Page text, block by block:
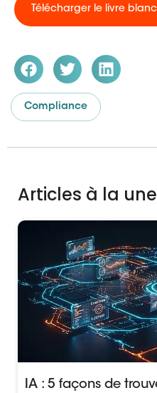
Télécharger le livre
Compliance
Articles à la une
IA : 5 façons de